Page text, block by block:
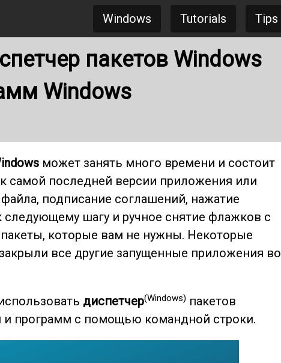
Windows Tutorials Tips
пакетов Windows
Windows
может занять много времени и состоит
самой последней версии приложения или
подписание соглашений, нажатие
следующему шагу и ручное снятие флажков с
которые вам не нужны. Некоторые
все другие запущенные приложения во
диспетчер(Windows) пакетов
и программ с помощью командной строки.